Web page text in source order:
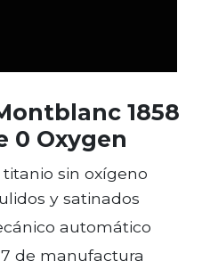
1858
0 Oxygen
sin oxígeno
y satinados
automático
de manufactura